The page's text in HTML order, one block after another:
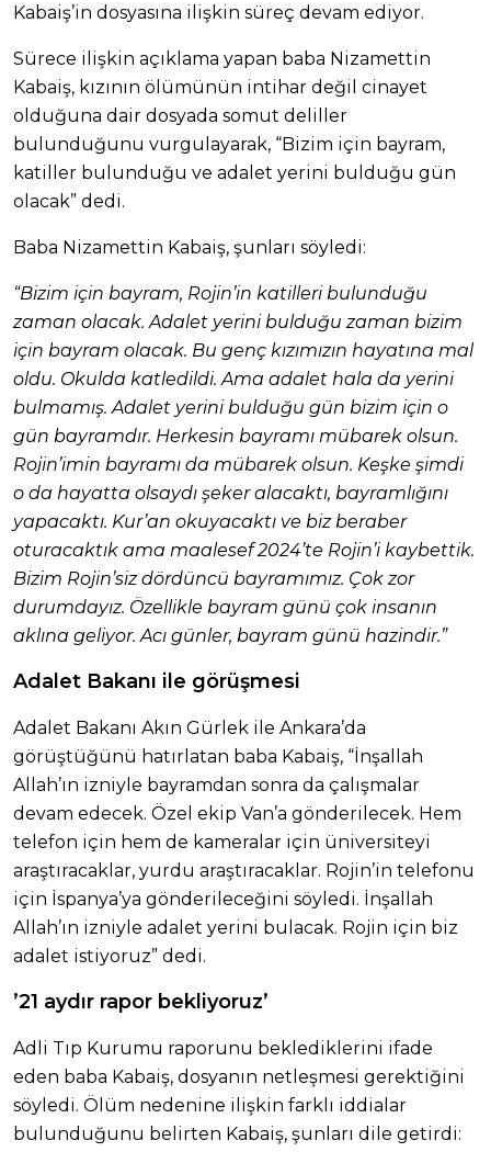
Kabaiş’in dosyasına ilişkin süreç devam ediyor.
Sürece ilişkin açıklama yapan baba Nizamettin
Kabaiş, kızının ölümünün intihar değil cinayet
olduğuna dair dosyada somut deliller
bulunduğunu vurgulayarak, “Bizim için bayram,
katiller bulunduğu ve adalet yerini bulduğu gün
olacak” dedi.
Baba Nizamettin Kabaiş, şunları söyledi:
“Bizim için bayram, Rojin’in katilleri bulunduğu
zaman olacak. Adalet yerini bulduğu zaman bizim
için bayram olacak. Bu genç kızımızın hayatına mal
oldu. Okulda katledildi. Ama adalet hala da yerini
bulmamış. Adalet yerini bulduğu gün bizim için o
gün bayramdır. Herkesin bayramı mübarek olsun.
Rojin’imin bayramı da mübarek olsun. Keşke şimdi
o da hayatta olsaydı şeker alacaktı, bayramlığını
yapacaktı. Kur’an okuyacaktı ve biz beraber
oturacaktık ama maalesef 2024’te Rojin’i kaybettik.
Bizim Rojin’siz dördüncü bayramımız. Çok zor
durumdayız. Özellikle bayram günü çok insanın
aklına geliyor. Acı günler, bayram günü hazindir.”
Adalet Bakanı ile görüşmesi
Adalet Bakanı Akın Gürlek ile Ankara’da
görüştüğünü hatırlatan baba Kabaiş, “İnşallah
Allah’ın izniyle bayramdan sonra da çalışmalar
devam edecek. Özel ekip Van’a gönderilecek. Hem
telefon için hem de kameralar için üniversiteyi
araştıracaklar, yurdu araştıracaklar. Rojin’in telefonu
için İspanya’ya gönderileceğini söyledi. İnşallah
Allah’ın izniyle adalet yerini bulacak. Rojin için biz
adalet istiyoruz” dedi.
’21 aydır rapor bekliyoruz’
Adli Tıp Kurumu raporunu beklediklerini ifade
eden baba Kabaiş, dosyanın netleşmesi gerektiğini
söyledi. Ölüm nedenine ilişkin farklı iddialar
bulunduğunu belirten Kabaiş, şunları dile getirdi: